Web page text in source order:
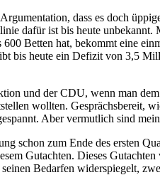
dass es doch
dafür ist bis heute
Betten hat, bekommt eine
bis heute ein Defizit von 3,5
und der CDU, wenn man
wollten. Gesprächsbereit,
Aber vermutlich sind
zum Ende des ersten
Gutachten. Dieses
Bedarfen widerspiegelt,